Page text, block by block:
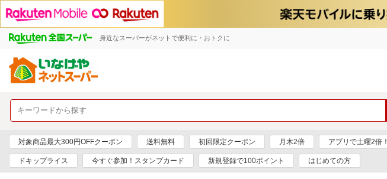
身近なスーパーがネットで便利に・おトクに
対象商品最大300円OFFクーポン 送料無料 初回限定クーポン 月木2倍 アプリで土曜2倍！
ドキップライス 今すぐ参加！スタンプカード 新規登録で100ポイント はじめての方